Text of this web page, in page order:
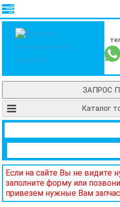
ЗАПРОС
Каталог
Если на сайте Вы не видите
заполните форму или
привезем нужные Вам